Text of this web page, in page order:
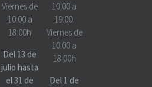
Viernes de
10:00 a
18:00h
Del 13 de
julio hasta
el 31 de
10:00 a
19:00.
Viernes de
10:00 a
18:00h
Del 1 de